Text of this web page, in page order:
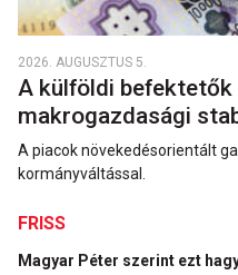
2026. AUGUSZTUS 5.
A külföldi befektetők
makrogazdasági
A piacok növekedésorientált
kormányváltással.
FRISS
Magyar Péter szerint ezt